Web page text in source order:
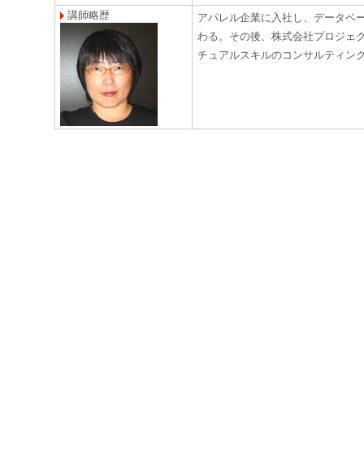
講師略歴
アパレル企業に入社し、データベ
わる。その後、株式会社プロジェ
チュアルスキルのコンサルティン